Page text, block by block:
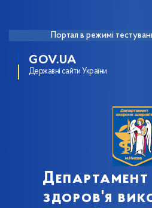
Портал в режимі
GOV.UA
Державні сайти України
здоров'я